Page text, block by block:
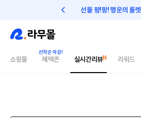
선물 팡!팡! 행운의 룰렛
쇼핑몰 혜택존 실시간리뷰 리워드